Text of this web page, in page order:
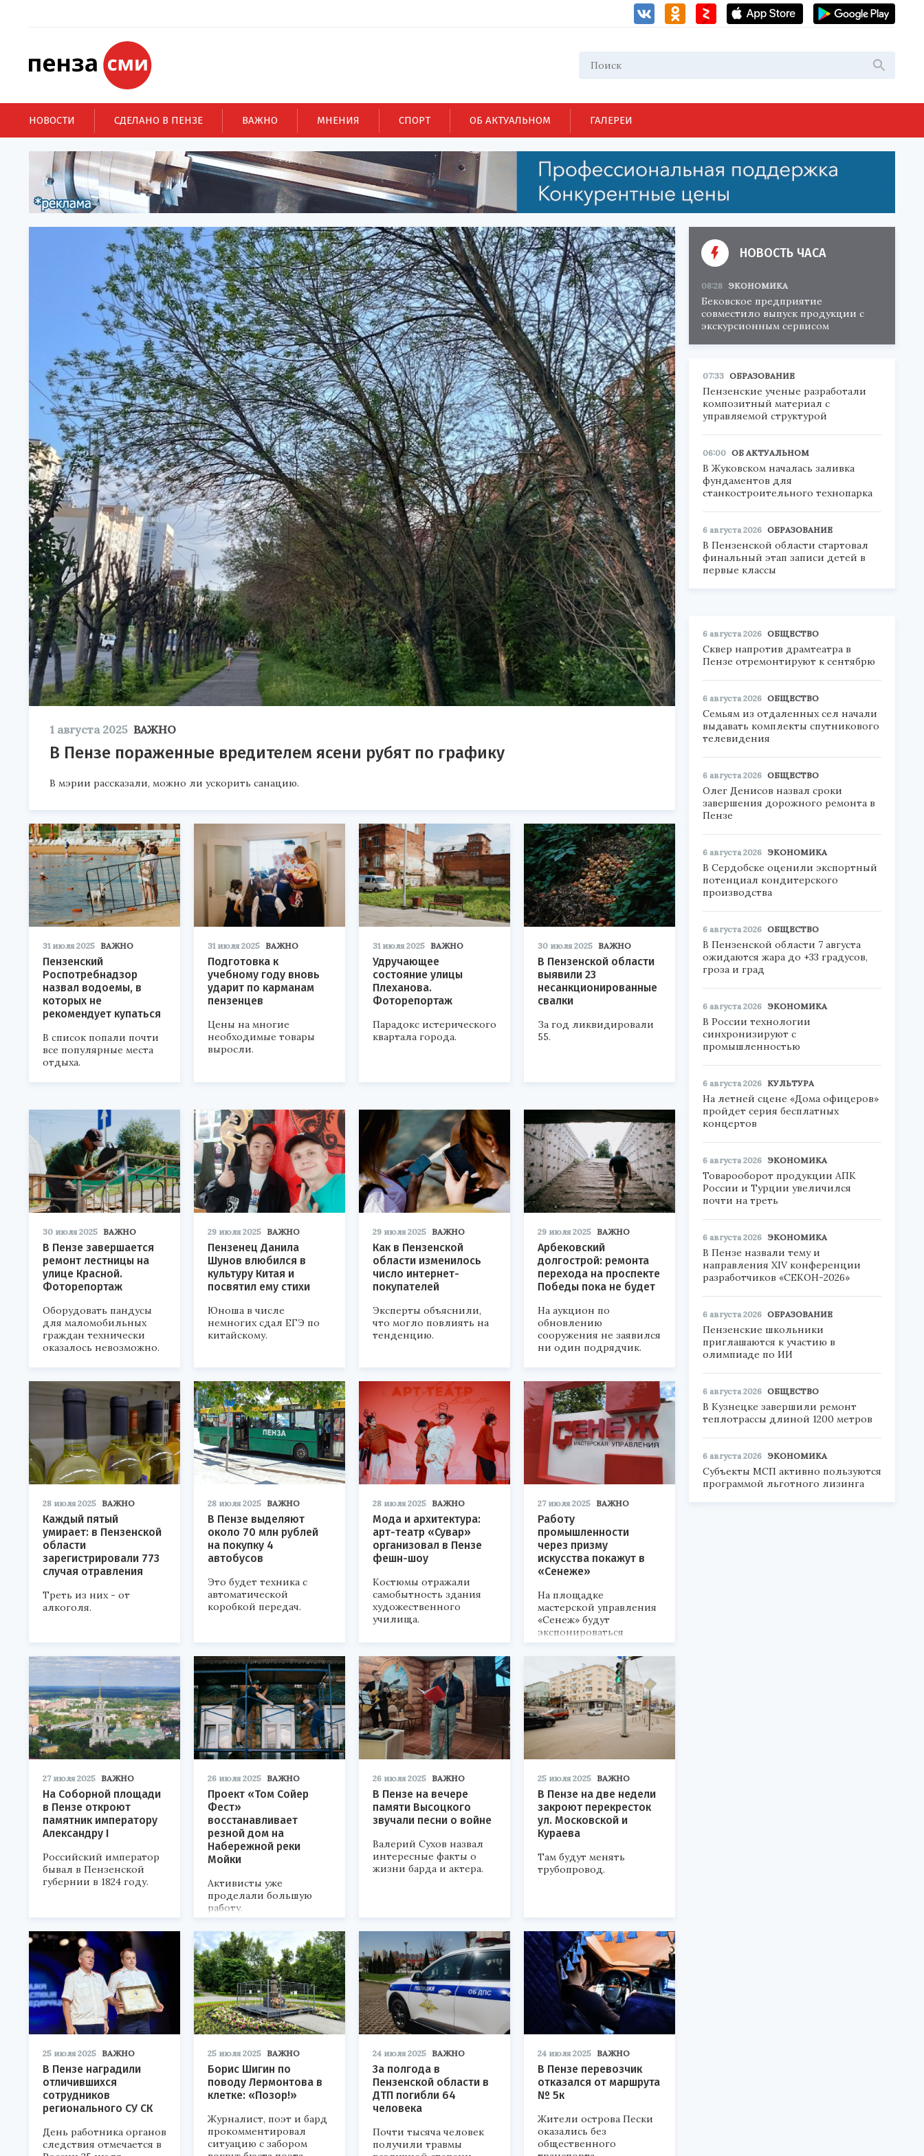
НОВОСТИ СДЕЛАНО В ПЕНЗЕ ВАЖНО МНЕНИЯ СПОРТ ОБ АКТУАЛЬНОМ ГАЛЕРЕИ
1 августа 2025 ВАЖНО
В Пензе пораженные вредителем ясени рубят по графику
В мэрии рассказали, можно ли ускорить санацию.
31 июля 2025 ВАЖНО
Пензенский
Роспотребнадзор
назвал водоемы, в
которых не
рекомендует купаться
В список попали почти
все популярные места
отдыха.
31 июля 2025 ВАЖНО
Подготовка к
учебному году вновь
ударит по карманам
пензенцев
Цены на многие
необходимые товары
выросли.
31 июля 2025 ВАЖНО
Удручающее
состояние улицы
Плеханова.
Фоторепортаж
Парадокс истерического
квартала города.
30 июля 2025 ВАЖНО
В Пензенской области
выявили 23
несанкционированные
свалки
За год ликвидировали
55.
30 июля 2025 ВАЖНО
В Пензе завершается
ремонт лестницы на
улице Красной.
Фоторепортаж
Оборудовать пандусы
для маломобильных
граждан технически
оказалось невозможно.
29 июля 2025 ВАЖНО
Пензенец Данила
Шунов влюбился в
культуру Китая и
посвятил ему стихи
Юноша в числе
немногих сдал ЕГЭ по
китайскому.
29 июля 2025 ВАЖНО
Как в Пензенской
области изменилось
число интернет-
покупателей
Эксперты объяснили,
что могло повлиять на
тенденцию.
29 июля 2025 ВАЖНО
Арбековский
долгострой: ремонта
перехода на проспекте
Победы пока не будет
На аукцион по
обновлению
сооружения не заявился
ни один подрядчик.
28 июля 2025 ВАЖНО
Каждый пятый
умирает: в Пензенской
области
зарегистрировали 773
случая отравления
Треть из них - от
алкоголя.
28 июля 2025 ВАЖНО
В Пензе выделяют
около 70 млн рублей
на покупку 4
автобусов
Это будет техника с
автоматической
коробкой передач.
28 июля 2025 ВАЖНО
Мода и архитектура:
арт-театр «Сувар»
организовал в Пензе
фешн-шоу
Костюмы отражали
самобытность здания
художественного
училища.
27 июля 2025 ВАЖНО
Работу
промышленности
через призму
искусства покажут в
«Сенеже»
На площадке
мастерской управления
«Сенеж» будут
экспонироваться
индустриальные
пейзажи, которые
написаны на
производствах первого
в России
станкостроительного
кластера, созданного на
территории
Пензенской области.
27 июля 2025 ВАЖНО
На Соборной площади
в Пензе откроют
памятник императору
Александру I
Российский император
бывал в Пензенской
губернии в 1824 году.
26 июля 2025 ВАЖНО
Проект «Том Сойер
Фест»
восстанавливает
резной дом на
Набережной реки
Мойки
Активисты уже
проделали большую
работу.
26 июля 2025 ВАЖНО
В Пензе на вечере
памяти Высоцкого
звучали песни о войне
Валерий Сухов назвал
интересные факты о
жизни барда и актера.
25 июля 2025 ВАЖНО
В Пензе на две недели
закроют перекресток
ул. Московской и
Кураева
Там будут менять
трубопровод.
25 июля 2025 ВАЖНО
В Пензе наградили
отличившихся
сотрудников
регионального СУ СК
День работника органов
следствия отмечается в
25 июля 2025 ВАЖНО
Борис Шигин по
поводу Лермонтова в
клетке: «Позор!»
Журналист, поэт и бард
прокомментировал
ситуацию с забором
24 июля 2025 ВАЖНО
За полгода в
Пензенской области в
ДТП погибли 64
человека
Почти тысяча человек
получили травмы
24 июля 2025 ВАЖНО
В Пензе перевозчик
отказался от маршрута
№ 5к
Жители острова Пески
оказались без
общественного
НОВОСТЬ ЧАСА
08:28 ЭКОНОМИКА
Бековское предприятие
совместило выпуск продукции с
экскурсионным сервисом
07:33 ОБРАЗОВАНИЕ
Пензенские ученые разработали
композитный материал с
управляемой структурой
06:00 ОБ АКТУАЛЬНОМ
В Жуковском началась заливка
фундаментов для
станкостроительного технопарка
6 августа 2026 ОБРАЗОВАНИЕ
В Пензенской области стартовал
финальный этап записи детей в
первые классы
6 августа 2026 ОБЩЕСТВО
Сквер напротив драмтеатра в
Пензе отремонтируют к сентябрю
6 августа 2026 ОБЩЕСТВО
Семьям из отдаленных сел начали
выдавать комплекты спутникового
телевидения
6 августа 2026 ОБЩЕСТВО
Олег Денисов назвал сроки
завершения дорожного ремонта в
Пензе
6 августа 2026 ЭКОНОМИКА
В Сердобске оценили экспортный
потенциал кондитерского
производства
6 августа 2026 ОБЩЕСТВО
В Пензенской области 7 августа
ожидаются жара до +33 градусов,
гроза и град
6 августа 2026 ЭКОНОМИКА
В России технологии
синхронизируют с
промышленностью
6 августа 2026 КУЛЬТУРА
На летней сцене «Дома офицеров»
пройдет серия бесплатных
концертов
6 августа 2026 ЭКОНОМИКА
Товарооборот продукции АПК
России и Турции увеличился
почти на треть
6 августа 2026 ЭКОНОМИКА
В Пензе назвали тему и
направления XIV конференции
разработчиков «СЕКОН-2026»
6 августа 2026 ОБРАЗОВАНИЕ
Пензенские школьники
приглашаются к участию в
олимпиаде по ИИ
6 августа 2026 ОБЩЕСТВО
В Кузнецке завершили ремонт
теплотрассы длиной 1200 метров
6 августа 2026 ЭКОНОМИКА
Субъекты МСП активно пользуются
программой льготного лизинга